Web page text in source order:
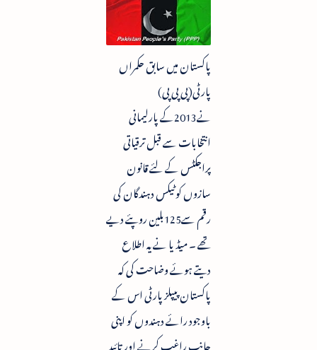
پاکستان میں سابق حکمراں
پارٹی(پی پی پی)
نے2013کے پارلیمانی
انتخابات سے قبل ترقیاتی
پراجکٹس کے لئے قانون
سازوں کو ٹیکس دہندگان کی
رقم سے125بلین روپئے دیے
تھے ۔ میڈیا نے یہ اطلاع
دیتے ہوئے وضاحت کی کہ
پاکستان پیپلز پارٹی اس کے
باوجود رائے دہندوں کو اپنی
جانب راغب کرنے اور تائید